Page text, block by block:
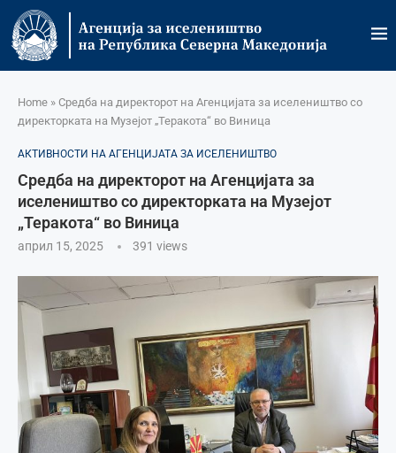
Home » Средба на директорот на Агенцијата за иселеништво со
директорката на Музејот „Теракота“ во Виница
АКТИВНОСТИ НА АГЕНЦИЈАТА ЗА ИСЕЛЕНИШТВО
Средба на директорот на Агенцијата за
иселеништво со директорката на Музејот
„Теракота“ во Виница
април 15, 2025 391 views